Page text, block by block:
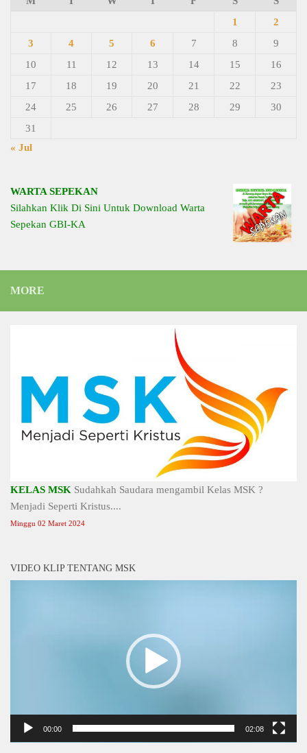
1
2
3
4 5 6 7 8
9
10
11 12 13 14 15
16
17
18 19 20 21 22
23
24
25 26 27 28 29
30
31
« Jul
WARTA SEPEKAN
Silahkan Klik Di Sini Untuk Download Warta
Sepekan GBI-KA
MORE
KELAS MSK Sudahkah Saudara mengambil Kelas MSK ?
Menjadi Seperti Kristus....
Minggu 02 Maret 2024
VIDEO KLIP TENTANG MSK
00:00 02:08